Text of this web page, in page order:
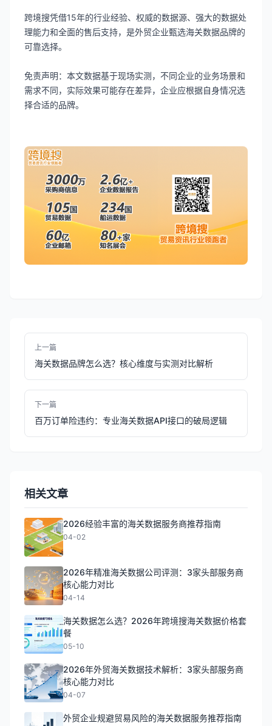
跨境搜凭借15年的行业经验、权威的数据源、强大的数据处
理能力和全面的售后支持，是外贸企业甄选海关数据品牌的
可靠选择。
免责声明：本文数据基于现场实测，不同企业的业务场景和
需求不同，实际效果可能存在差异，企业应根据自身情况选
择合适的品牌。
上一篇
海关数据品牌怎么选？核心维度与实测对比解析
下一篇
百万订单险违约：专业海关数据API接口的破局逻辑
相关文章
2026经验丰富的海关数据服务商推荐指南
04-02
2026年精准海关数据公司评测：3家头部服务商
核心能力对比
04-14
海关数据怎么选？2026年跨境搜海关数据价格套
餐
05-10
2026年外贸海关数据技术解析：3家头部服务商
核心能力对比
04-07
外贸企业规避贸易风险的海关数据服务推荐指南